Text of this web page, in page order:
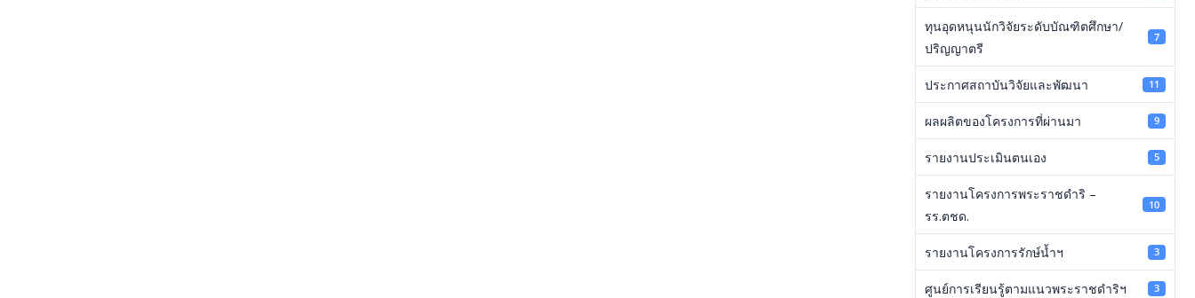
ทุนอุดหนุนนักวิจัยระดับบัณฑิตศึกษา/
ปริญญาตรี
7
ประกาศสถาบันวิจัยและพัฒนา 11
ผลผลิตของโครงการที่ผ่านมา 9
รายงานประเมินตนเอง 5
รายงานโครงการพระราชดำริ –
รร.ตชด.
10
รายงานโครงการรักษ์น้ำฯ 3
ศูนย์การเรียนรู้ตามแนวพระราชดำริฯ 3